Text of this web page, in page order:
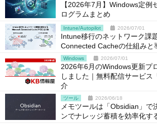
【2026年7月】Windows定例
ログラムまとめ
Intune/Autopilot 2026/07/01
Intune移行のネットワーク課
Connected Cacheの仕組みと
Windows 2026/07/01
2026年6月のWindows更新プ
しました｜無料配信サービス
介
ツール 2026/06/18
メモツールは「Obsidian」で
ンでナレッジ蓄積を効率化す